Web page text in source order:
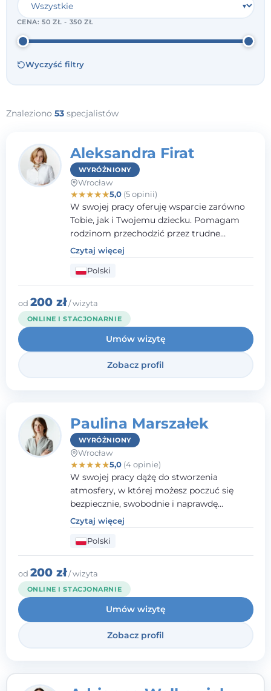
CENA:50 ZŁ - 350 ZŁ
Wyczyść filtry
Znaleziono 53 specjalistów
Aleksandra Firat
WYRÓŻNIONY
Wrocław
★★★★★5,0(5 opinii)
W swojej pracy oferuję wsparcie zarówno
Tobie, jak i Twojemu dziecku. Pomagam
rodzinom przechodzić przez trudne
momenty, opierając współpracę na
wzajemnym zaufaniu i otwartej
komunikacji. Posiadam doświadczenie w
pracy z dziećmi i młodzieżą mierzącymi się
z różnorodnymi trudnościami
emocjonalnymi oraz rozwojowymi.
Czytaj więcej
Polski
od 200 zł/ wizyta
ONLINE I STACJONARNIE
Umów wizytę
Zobacz profil
Paulina Marszałek
WYRÓŻNIONY
Wrocław
★★★★★5,0(4 opinie)
W swojej pracy dążę do stworzenia
atmosfery, w której możesz poczuć się
bezpiecznie, swobodnie i naprawdę
wysłuchany(-a). Zależy mi na
towarzyszeniu Ci w drodze do większego
dobrostanu, lepszego poznania siebie oraz
budowania wartościowych i
satysfakcjonujących relacji - zarówno z
innymi, jak i z samym sobą. Możliwość
bycia częścią tego procesu traktuję jako
duże wyróżnienie.
Czytaj więcej
Polski
od 200 zł/ wizyta
ONLINE I STACJONARNIE
Umów wizytę
Zobacz profil